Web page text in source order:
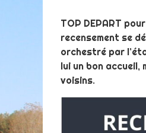
TOP DEPART
recensement se
orchestré par
lui un bon
voisins.